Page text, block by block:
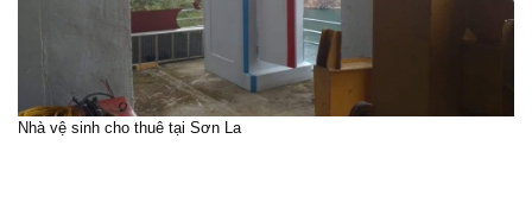
Nhà vệ sinh cho thuê tại Sơn La